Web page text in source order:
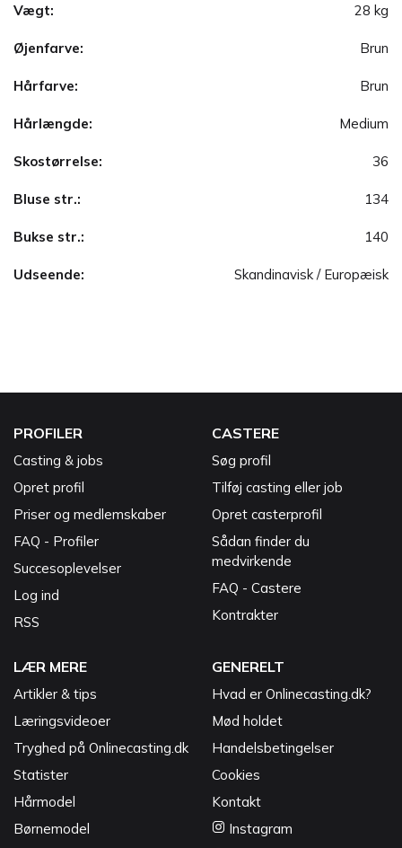
Vægt: 28 kg
Øjenfarve: Brun
Hårfarve: Brun
Hårlængde: Medium
Skostørrelse: 36
Bluse str.: 134
Bukse str.: 140
Udseende: Skandinavisk / Europæisk
PROFILER
Casting & jobs
Opret profil
Priser og medlemskaber
FAQ - Profiler
Succesoplevelser
Log ind
RSS
CASTERE
Søg profil
Tilføj casting eller job
Opret casterprofil
Sådan finder du
medvirkende
FAQ - Castere
Kontrakter
LÆR MERE
Artikler & tips
Læringsvideoer
Tryghed på Onlinecasting.dk
Statister
Hårmodel
Børnemodel
GENERELT
Hvad er Onlinecasting.dk?
Mød holdet
Handelsbetingelser
Cookies
Kontakt
Instagram